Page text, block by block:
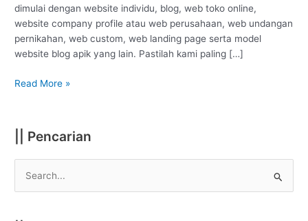
dimulai dengan website individu, blog, web toko online,
website company profile atau web perusahaan, web undangan
pernikahan, web custom, web landing page serta model
website blog apik yang lain. Pastilah kami paling […]
Read More »
|| Pencarian